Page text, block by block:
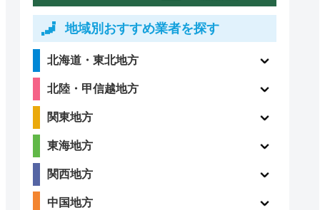
地域別おすすめ業者を探す
北海道・東北地方
北陸・甲信越地方
関東地方
東海地方
関西地方
中国地方